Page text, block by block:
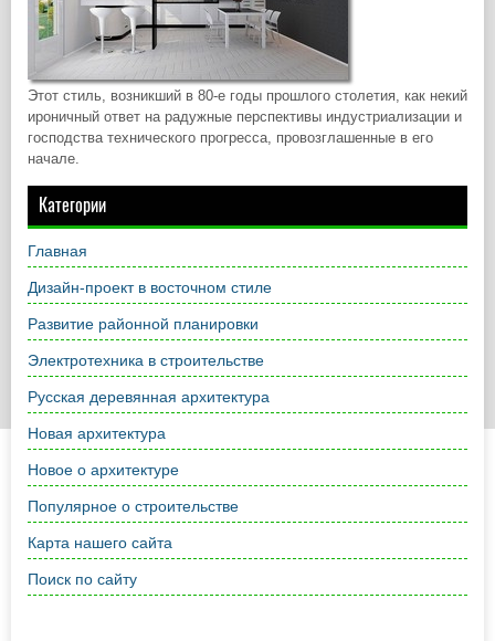
Этот стиль, возникший в 80-е годы прошлого столетия, как некий
ироничный ответ на радужные перспективы индустриализации и
господства технического прогресса, провозглашенные в его
начале.
Категории
Главная
Дизайн-проект в восточном стиле
Развитие районной планировки
Электротехника в строительстве
Русская деревянная архитектура
Новая архитектура
Новое о архитектуре
Популярное о строительстве
Карта нашего сайта
Поиск по сайту